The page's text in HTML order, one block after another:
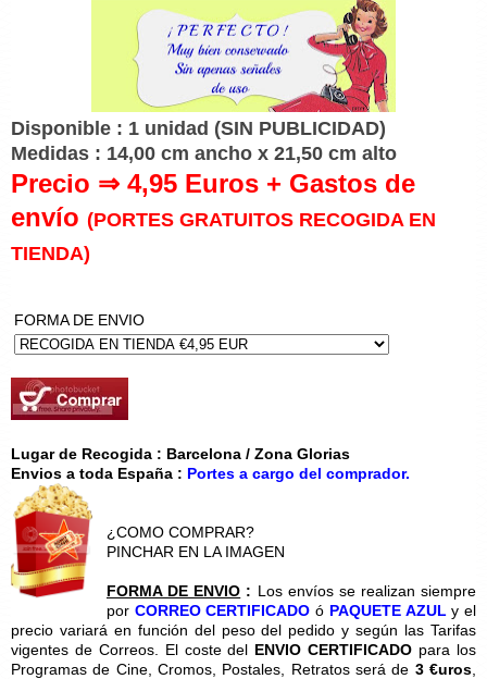
Disponible : 1 unidad (SIN PUBLICIDAD)
Medidas : 14,00 cm ancho x 21,50 cm alto
Precio ⇒ 4,95 Euros + Gastos de
envío (PORTES GRATUITOS RECOGIDA EN
TIENDA)
FORMA DE ENVIO
Lugar de Recogida : Barcelona / Zona Glorias
Envios a toda España : Portes a cargo del comprador.
¿COMO COMPRAR?
PINCHAR EN LA IMAGEN
FORMA DE ENVIO : Los envíos se realizan siempre
por CORREO CERTIFICADO ó PAQUETE AZUL y el
precio variará en función del peso del pedido y según las Tarifas
vigentes de Correos. El coste del ENVIO CERTIFICADO para los
Programas de Cine, Cromos, Postales, Retratos será de 3 €uros